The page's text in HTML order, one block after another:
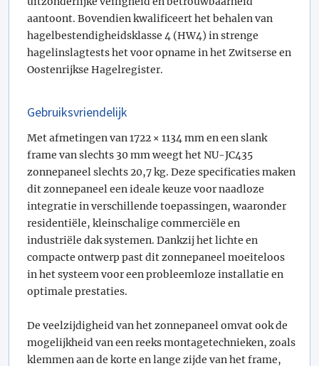
aantoont. Bovendien kwalificeert het behalen van
hagelbestendigheidsklasse 4 (HW4) in strenge
hagelinslagtests het voor opname in het Zwitserse en
Oostenrijkse Hagelregister.
Gebruiksvriendelijk
Met afmetingen van 1722 × 1134 mm en een slank
frame van slechts 30 mm weegt het NU-JC435
zonnepaneel slechts 20,7 kg. Deze specificaties maken
dit zonnepaneel een ideale keuze voor naadloze
integratie in verschillende toepassingen, waaronder
residentiële, kleinschalige commerciële en
industriële dak systemen. Dankzij het lichte en
compacte ontwerp past dit zonnepaneel moeiteloos
in het systeem voor een probleemloze installatie en
optimale prestaties.
De veelzijdigheid van het zonnepaneel omvat ook de
mogelijkheid van een reeks montagetechnieken, zoals
klemmen aan de korte en lange zijde van het frame,